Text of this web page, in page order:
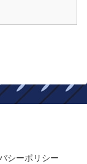
シーポリシー